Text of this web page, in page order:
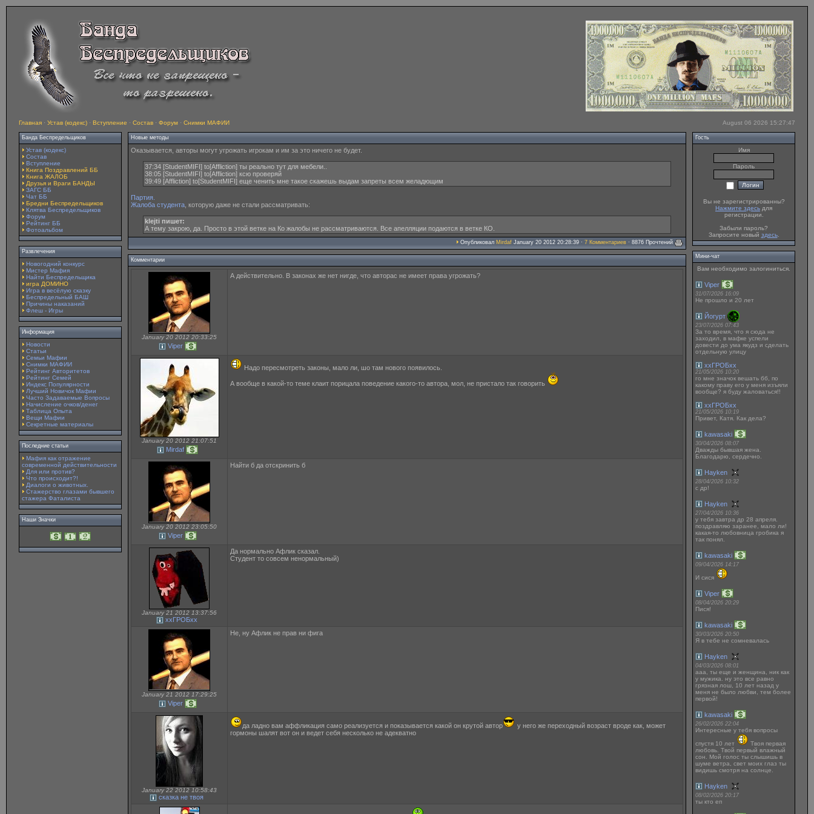
Главная · Устав (кодекс) · Вступление · Состав · Форум · Снимки МАФИИ August 06 2026 15:27:47
Банда Беспредельщиков
Устав (кодекс)
Состав
Вступление
Книга Поздравлений ББ
Книга ЖАЛОБ
Друзья и Враги БАНДЫ
ЗАГС ББ
Чат ББ
Бредни Беспредельщиков
Клятва Беспредельщиков
Форум
Рейтинг ББ
Фотоальбом
Развлечения
Новогодний конкурс
Мистер Мафия
Найти Беспредельщика
игра ДОМИНО
Игра в весёлую сказку
Беспредельный БАШ
Причины наказаний
Флеш - Игры
Информация
Новости
Статьи
Семьи Мафии
Снимки МАФИИ
Рейтинг Авторитетов
Рейтинг Семей
Индекс Популярности
Лучший Новичок Мафии
Часто Задаваемые Вопросы
Начисление очков/денег
Таблица Опыта
Вещи Мафии
Секретные материалы
Последние статьи
Мафия как отражение
современной действительности
Для или против?
Что происходит?!
Диалоги о животных.
Стажерство глазами бывшего
стажера Фаталиста
Наши Значки
Новые методы
Оказывается, авторы могут угрожать игрокам и им за это ничего не будет.
37:34 [StudentMIFI] to[Affliction] ты реально тут для мебели..
38:05 [StudentMIFI] to[Affliction] ксю проверяй
39:49 [Affliction] to[StudentMIFI] еще ченить мне такое скажешь выдам запреты всем желадющим
Партия.
Жалоба студента , которую даже не стали рассматривать:
klejti пишет:
А тему закрою, да. Просто в этой ветке на Ко жалобы не рассматриваются. Все апелляции подаются в ветке КО.
Опубликовал Mirdaf January 20 2012 20:28:39 · 7 Комментариев · 8876 Прочтений
Комментарии
January 20 2012 20:33:25
Viper
А действительно. В законах же нет нигде, что авторас не имеет права угрожать?
January 20 2012 21:07:51
Mirdaf
Надо пересмотреть законы, мало ли, шо там нового появилось.
А вообще в какой-то теме клаит порицала поведение какого-то автора, мол, не пристало так говорить
January 20 2012 23:05:50
Viper
Найти б да отскринить б
January 21 2012 13:37:56
ххГРОБхх
Да нормально Афлик сказал.
Студент то совсем ненормальный)
January 21 2012 17:29:25
Viper
Не, ну Афлик не прав ни фига
January 22 2012 10:58:43
сказка не твоя
да ладно вам аффликация само реализуется и показывается какой он крутой автор
у него же переходный возраст вроде как, может
гормоны шалят вот он и ведет себя несколько не адекватно
Гость
Имя
Пароль
Вы не зарегистрированны?
Нажмите здесь для
регистрации.
Забыли пароль?
Запросите новый здесь.
Мини-чат
Вам необходимо залогиниться.
Viper
31/07/2026 16:09
Не прошло и 20 лет
Йогурт
23/07/2026 07:43
За то время, что я сюда не
заходил, в мафке успели
довести до ума якудз и сделать
отдельную улицу
ххГРОБхх
21/05/2026 10:20
го мне значок вешать бб, по
какому праву его у меня изъяли
вообще? я буду жаловаться!!
ххГРОБхх
21/05/2026 10:19
Привет, Катя. Как дела?
kawasaki
30/04/2026 08:07
Дважды бывшая жена.
Благодарю, сердечно.
Hayken
28/04/2026 10:32
с др!
Hayken
27/04/2026 10:36
у тебя завтра др 28 апреля.
поздравляю заранее, мало ли!
какая-то любовница гробика я
так понял.
kawasaki
09/04/2026 14:17
И сися
Viper
08/04/2026 20:29
Пися!
kawasaki
30/03/2026 20:50
Я в тебе не сомневалась
Hayken
04/03/2026 08:01
ааа, ты еще и женщина, ник как
у мужика. ну это все равно
грязная лош, 10 лет назад у
меня не было любви, тем более
первой!
kawasaki
26/02/2026 22:04
Интересные у тебя вопросы
спустя 10 лет
Твоя первая
любовь. Твой первый влажный
сон. Мой голос ты слышишь в
шуме ветра, свет моих глаз ты
видишь смотря на солнце.
Hayken
08/02/2026 20:17
ты кто еп